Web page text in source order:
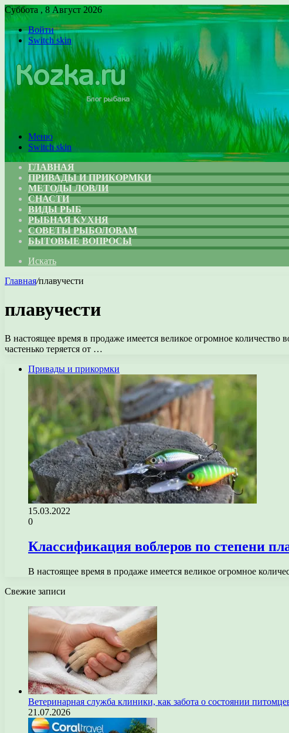
Суббота , 8 Август 2026
Войти
Switch skin
Меню
Switch skin
ГЛАВНАЯ
ПРИВАДЫ И ПРИКОРМКИ
МЕТОДЫ ЛОВЛИ
СНАСТИ
ВИДЫ РЫБ
РЫБНАЯ КУХНЯ
СОВЕТЫ РЫБОЛОВАМ
БЫТОВЫЕ ВОПРОСЫ
Искать
Главная/плавучести
плавучести
В настоящее время в продаже имеется великое огромное
частенько теряется от …
Привады и прикормки
15.03.2022
0
Классификация воблеров по степени
В настоящее время в продаже имеется великое огромное
Свежие записи
Ветеринарная служба клиники, как забота о состоянии
21.07.2026